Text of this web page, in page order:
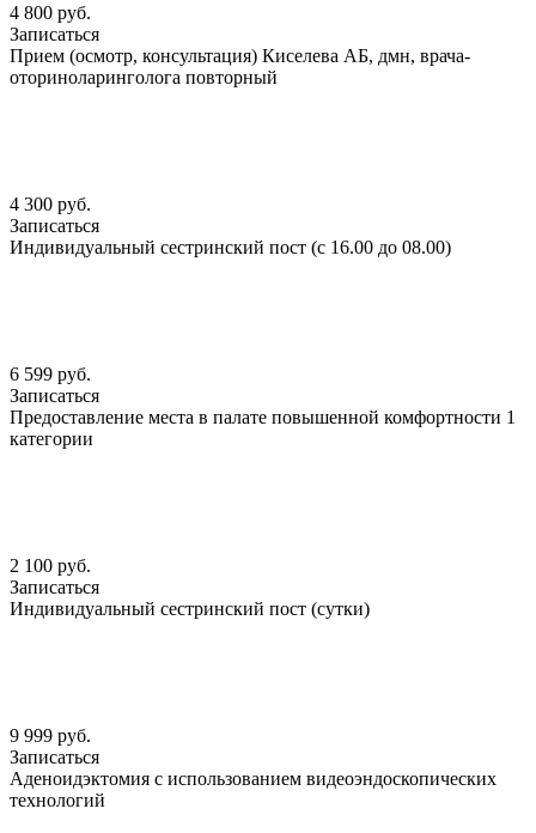
4 800 руб.
Записаться
Прием (осмотр, консультация) Киселева АБ, дмн, врача-
оториноларинголога повторный
4 300 руб.
Записаться
Индивидуальный сестринский пост (с 16.00 до 08.00)
6 599 руб.
Записаться
Предоставление места в палате повышенной комфортности 1
категории
2 100 руб.
Записаться
Индивидуальный сестринский пост (сутки)
9 999 руб.
Записаться
Аденоидэктомия с использованием видеоэндоскопических
технологий